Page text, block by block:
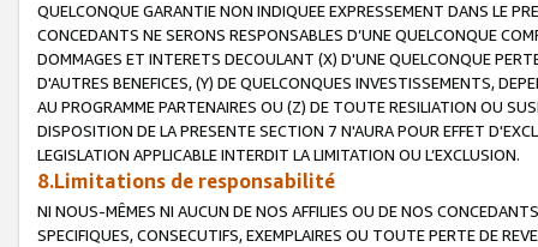
QUELCONQUE GARANTIE NON INDIQUEE EXPRESSEMENT DANS LE
CONCEDANTS NE SERONS RESPONSABLES D’UNE QUELCONQUE
DOMMAGES ET INTERETS DECOULANT (X) D'UNE QUELCONQUE
D'AUTRES BENEFICES, (Y) DE QUELCONQUES INVESTISSEMENTS,
AU PROGRAMME PARTENAIRES OU (Z) DE TOUTE RESILIATION OU
DISPOSITION DE LA PRESENTE SECTION 7 N'AURA POUR EFFET
LEGISLATION APPLICABLE INTERDIT LA LIMITATION OU L’EXCLUSION.
8.Limitations de responsabilité
NI NOUS-MÊMES NI AUCUN DE NOS AFFILIES OU DE NOS
SPECIFIQUES, CONSECUTIFS, EXEMPLAIRES OU TOUTE PERTE DE